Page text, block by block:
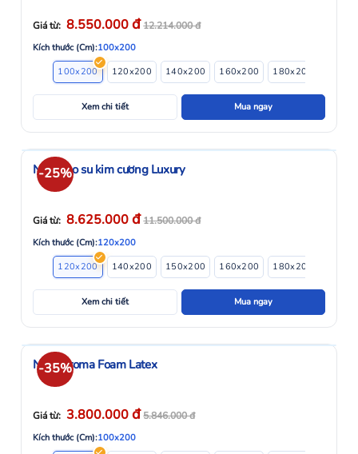
Giá từ: 8.550.000đ12.214.000đ
Kích thước (Cm):100x200
100x200
120x200 140x200 160x200 180x200
Xem chi tiết Mua ngay
-25%
Nệm cao su kim cương Luxury
Giá từ: 8.625.000đ11.500.000đ
Kích thước (Cm):120x200
120x200
140x200 150x200 160x200 180x200
Xem chi tiết Mua ngay
-35%
Nệm Aroma Foam Latex
Giá từ: 3.800.000đ5.846.000đ
Kích thước (Cm):100x200